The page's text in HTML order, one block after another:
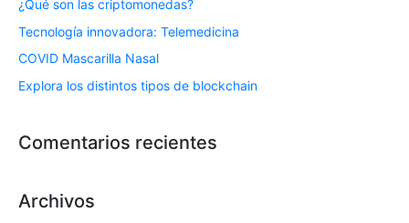
¿Qué son las criptomonedas?
Tecnología innovadora: Telemedicina
COVID Mascarilla Nasal
Explora los distintos tipos de blockchain
Comentarios recientes
Archivos